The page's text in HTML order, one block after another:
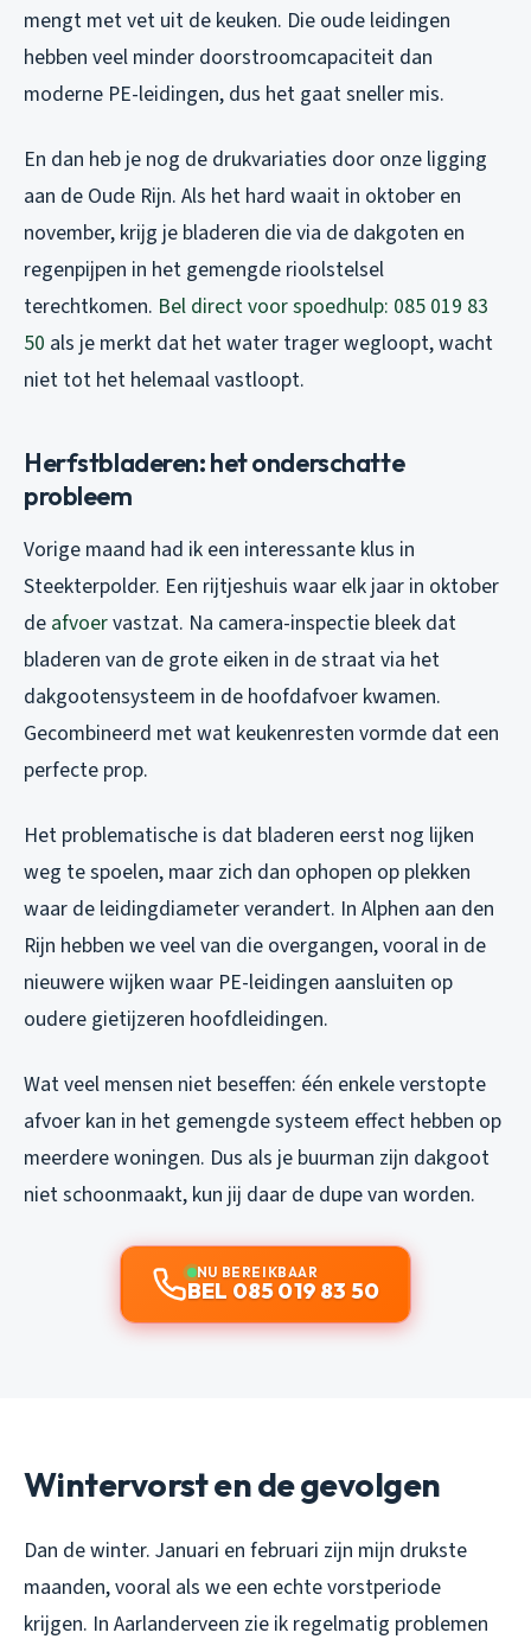
mengt met vet uit de keuken. Die oude leidingen
hebben veel minder doorstroomcapaciteit dan
moderne PE-leidingen, dus het gaat sneller mis.
En dan heb je nog de drukvariaties door onze ligging
aan de Oude Rijn. Als het hard waait in oktober en
november, krijg je bladeren die via de dakgoten en
regenpijpen in het gemengde rioolstelsel
terechtkomen. Bel direct voor spoedhulp: 085 019 83
50 als je merkt dat het water trager wegloopt, wacht
niet tot het helemaal vastloopt.
Herfstbladeren: het onderschatte
probleem
Vorige maand had ik een interessante klus in
Steekterpolder. Een rijtjeshuis waar elk jaar in oktober
de afvoervastzat. Na camera-inspectie bleek dat
bladeren van de grote eiken in de straat via het
dakgootensysteem in de hoofdafvoer kwamen.
Gecombineerd met wat keukenresten vormde dat een
perfecte prop.
Het problematische is dat bladeren eerst nog lijken
weg te spoelen, maar zich dan ophopen op plekken
waar de leidingdiameter verandert. In Alphen aan den
Rijn hebben we veel van die overgangen, vooral in de
nieuwere wijken waar PE-leidingen aansluiten op
oudere gietijzeren hoofdleidingen.
Wat veel mensen niet beseffen: één enkele verstopte
afvoer kan in het gemengde systeem effect hebben op
meerdere woningen. Dus als je buurman zijn dakgoot
niet schoonmaakt, kun jij daar de dupe van worden.
NU BEREIKBAAR
BEL 085 019 83 50
Wintervorst en de gevolgen
Dan de winter. Januari en februari zijn mijn drukste
maanden, vooral als we een echte vorstperiode
krijgen. In Aarlanderveen zie ik regelmatig problemen